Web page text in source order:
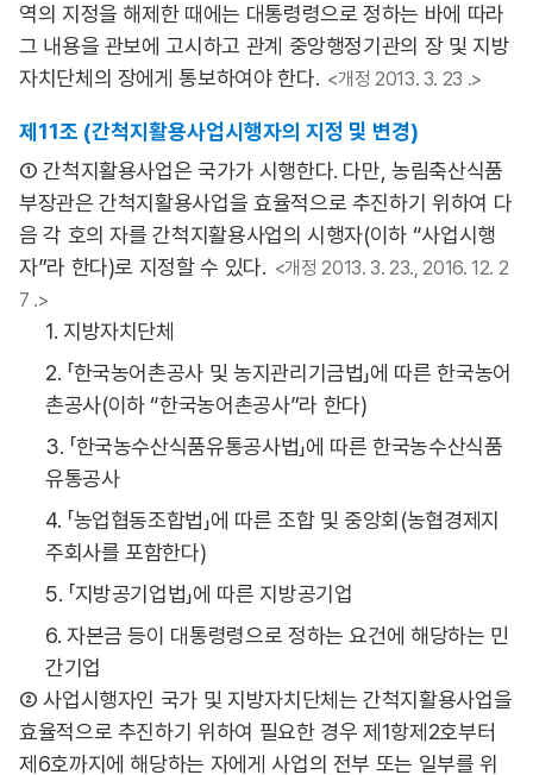
역의 지정을 해제한 때에는 대통령령으로 정하는 바에 따라
그 내용을 관보에 고시하고 관계 중앙행정기관의 장 및 지방
자치단체의 장에게 통보하여야 한다. <개정 2013. 3. 23 .>
제11조 (간척지활용사업시행자의 지정 및 변경)
① 간척지활용사업은 국가가 시행한다. 다만, 농림축산식품
부장관은 간척지활용사업을 효율적으로 추진하기 위하여 다
음 각 호의 자를 간척지활용사업의 시행자(이하 “사업시행
자”라 한다)로 지정할 수 있다. <개정 2013. 3. 23., 2016. 12. 2
7 .>
1. 지방자치단체
2. 「한국농어촌공사 및 농지관리기금법」에 따른 한국농어
촌공사(이하 “한국농어촌공사”라 한다)
3. 「한국농수산식품유통공사법」에 따른 한국농수산식품
유통공사
4. 「농업협동조합법」에 따른 조합 및 중앙회(농협경제지
주회사를 포함한다)
5. 「지방공기업법」에 따른 지방공기업
6. 자본금 등이 대통령령으로 정하는 요건에 해당하는 민
간기업
② 사업시행자인 국가 및 지방자치단체는 간척지활용사업을
효율적으로 추진하기 위하여 필요한 경우 제1항제2호부터
제6호까지에 해당하는 자에게 사업의 전부 또는 일부를 위